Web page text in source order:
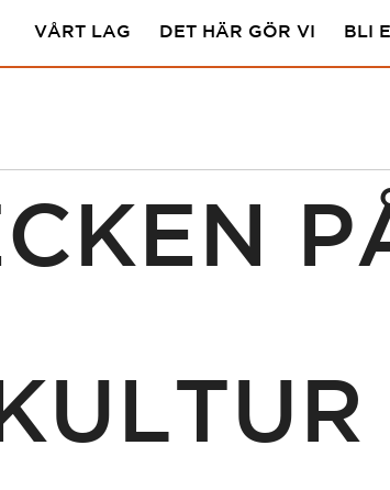
VÅRT LAG DET HÄR GÖR VI BLI